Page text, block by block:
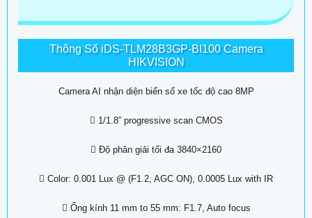
Thông Số iDS-TLM28B3GP-BI100 Camera
HIKVISION
Camera AI nhận diện biển số xe tốc độ cao 8MP
 1/1.8” progressive scan CMOS
 Độ phân giải tối đa 3840×2160
 Color: 0.001 Lux @ (F1.2, AGC ON), 0.0005 Lux with IR
 Ống kính 11 mm to 55 mm: F1.7, Auto focus